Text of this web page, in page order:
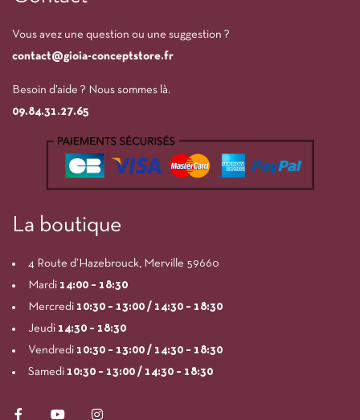
Vous avez une question ou une suggestion ?
contact@gioia-conceptstore.fr
Besoin d’aide ? Nous sommes là.
09.84.31.27.65
La boutique
4 Route d’Hazebrouck, Merville 59660
Mardi 14:00 – 18:30
Mercredi 10:30 – 13:00 / 14:30 – 18:30
Jeudi 14:30 – 18:30
Vendredi 10:30 – 13:00 / 14:30 – 18:30
Samedi 10:30 – 13:00 / 14:30 – 18:30